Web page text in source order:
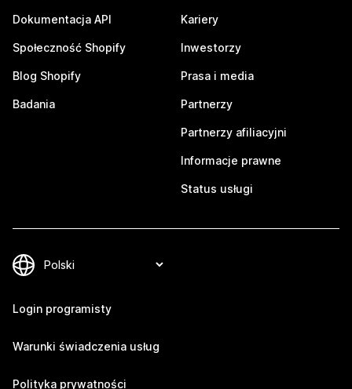
Dokumentacja API
Społeczność Shopify
Blog Shopify
Badania
Kariery
Inwestorzy
Prasa i media
Partnerzy
Partnerzy afiliacyjni
Informacje prawne
Status usługi
Login programisty
Warunki świadczenia usług
Polityka prywatności